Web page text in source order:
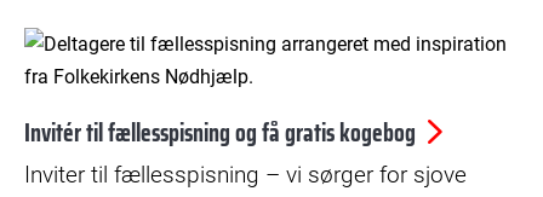
Invitér til fællesspisning og få gratis kogebog
Inviter til fællesspisning – vi sørger for sjove